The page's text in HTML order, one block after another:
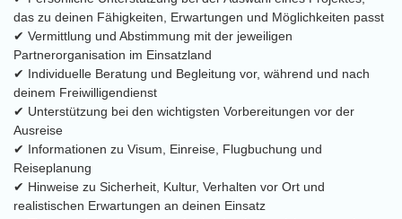
das zu deinen Fähigkeiten, Erwartungen und Möglichkeiten passt
✔ Vermittlung und Abstimmung mit der jeweiligen
Partnerorganisation im Einsatzland
✔ Individuelle Beratung und Begleitung vor, während und nach
deinem Freiwilligendienst
✔ Unterstützung bei den wichtigsten Vorbereitungen vor der
Ausreise
✔ Informationen zu Visum, Einreise, Flugbuchung und
Reiseplanung
✔ Hinweise zu Sicherheit, Kultur, Verhalten vor Ort und
realistischen Erwartungen an deinen Einsatz